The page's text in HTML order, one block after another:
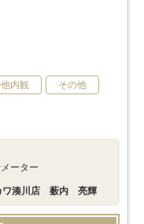
内観 その他
ーター
ワ湊川店 薮内 亮輝